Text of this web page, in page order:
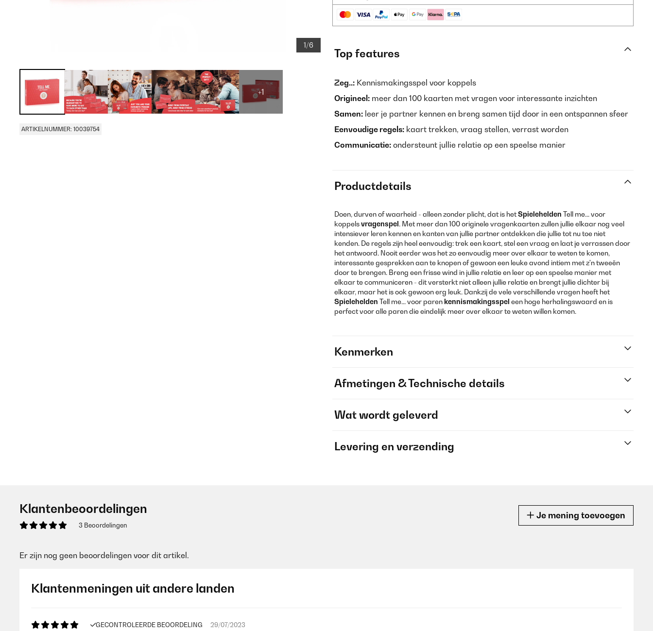
1/6
+1
ARTIKELNUMMER: 10039754
Top features
Zeg..: Kennismakingsspel voor koppels
Origineel: meer dan 100 kaarten met vragen voor interessante inzichten
Samen: leer je partner kennen en breng samen tijd door in een ontspannen sfeer
Eenvoudige regels: kaart trekken, vraag stellen, verrast worden
Communicatie: ondersteunt jullie relatie op een speelse manier
Productdetails
Doen, durven of waarheid - alleen zonder plicht, dat is hetSpielehelden Tell me... voor
koppelsvragenspel. Met meer dan 100 originele vragenkaarten zullen jullie elkaar nog veel
intensiever leren kennen en kanten van jullie partner ontdekken die jullie tot nu toe niet
kenden. De regels zijn heel eenvoudig: trek een kaart, stel een vraag en laat je verrassen door
het antwoord. Nooit eerder was het zo eenvoudig meer over elkaar te weten te komen,
interessante gesprekken aan te knopen of gewoon een leuke avond intiem met z'n tweeën
door te brengen. Breng een frisse wind in jullie relatie en leer op een speelse manier met
elkaar te communiceren - dit versterkt niet alleen jullie relatie en brengt jullie dichter bij
elkaar, maar het is ook gewoon erg leuk. Dankzij de vele verschillende vragen heeft het
Spielehelden Tell me... voor paren kennismakingsspel een hoge herhalingswaard en is
perfect voor alle paren die eindelijk meer over elkaar te weten willen komen.
Kenmerken
Afmetingen & Technische details
Wat wordt geleverd
Levering en verzending
Klantenbeoordelingen
3 Beoordelingen
Je mening toevoegen
Er zijn nog geen beoordelingen voor dit artikel.
Klantenmeningen uit andere landen
GECONTROLEERDE BEOORDELING 29/07/2023